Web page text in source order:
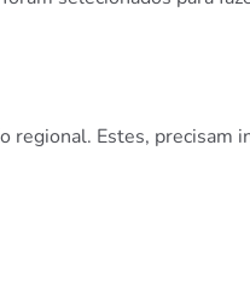
Estes, precisam